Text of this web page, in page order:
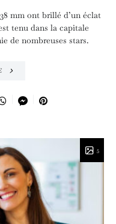
mm ont brillé d’un éclat
tenu dans la capitale
de nombreuses stars.
5